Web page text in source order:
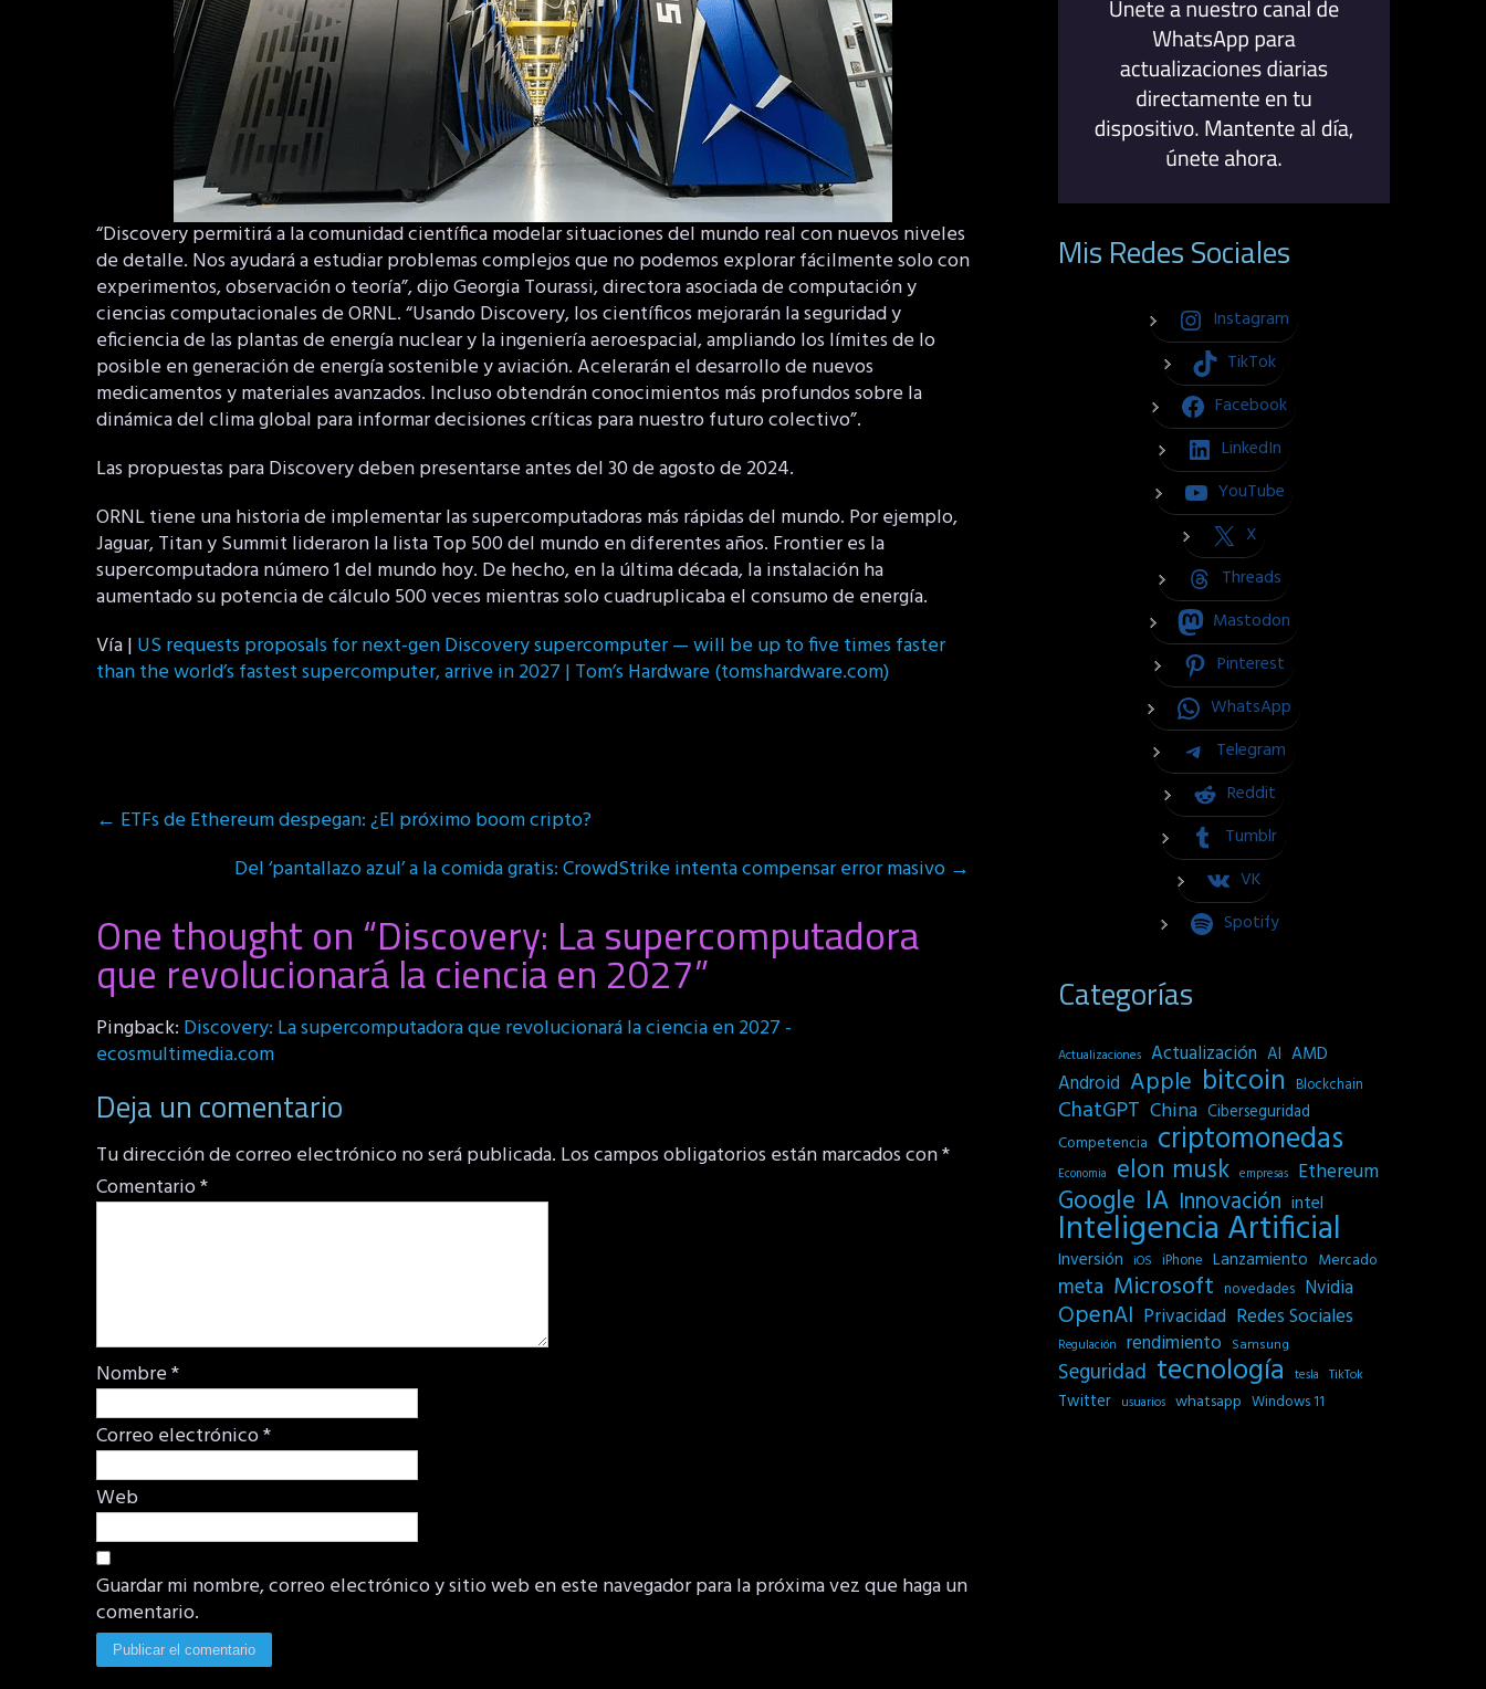
“Discovery permitirá a la comunidad científica modelar situaciones del mundo real con nuevos niveles
de detalle. Nos ayudará a estudiar problemas complejos que no podemos explorar fácilmente solo con
experimentos, observación o teoría”, dijo Georgia Tourassi, directora asociada de computación y
ciencias computacionales de ORNL. “Usando Discovery, los científicos mejorarán la seguridad y
eficiencia de las plantas de energía nuclear y la ingeniería aeroespacial, ampliando los límites de lo
posible en generación de energía sostenible y aviación. Acelerarán el desarrollo de nuevos
medicamentos y materiales avanzados. Incluso obtendrán conocimientos más profundos sobre la
dinámica del clima global para informar decisiones críticas para nuestro futuro colectivo”.
Las propuestas para Discovery deben presentarse antes del 30 de agosto de 2024.
ORNL tiene una historia de implementar las supercomputadoras más rápidas del mundo. Por ejemplo,
Jaguar, Titan y Summit lideraron la lista Top 500 del mundo en diferentes años. Frontier es la
supercomputadora número 1 del mundo hoy. De hecho, en la última década, la instalación ha
aumentado su potencia de cálculo 500 veces mientras solo cuadruplicaba el consumo de energía.
Vía | US requests proposals for next-gen Discovery supercomputer — will be up to five times faster
than the world’s fastest supercomputer, arrive in 2027 | Tom’s Hardware (tomshardware.com)
Post
navigation
← ETFs de Ethereum despegan: ¿El próximo boom cripto?
Del ‘pantallazo azul’ a la comida gratis: CrowdStrike intenta compensar error masivo →
One thought on “Discovery: La supercomputadora
que revolucionará la ciencia en 2027”
Pingback: Discovery: La supercomputadora que revolucionará la ciencia en 2027 -
ecosmultimedia.com
Deja un comentario
Tu dirección de correo electrónico no será publicada. Los campos obligatorios están marcados con*
Comentario*
Nombre*
Correo electrónico*
Web
Guardar mi nombre, correo electrónico y sitio web en este navegador para la próxima vez que haga un
comentario.
Mis Redes Sociales
Instagram
TikTok
Facebook
LinkedIn
YouTube
X
Threads
Mastodon
Pinterest
WhatsApp
Telegram
Reddit
Tumblr
VK
Spotify
Categorías
Actualizaciones Actualización AI AMD
Android Apple bitcoin Blockchain
ChatGPT China Ciberseguridad
Competencia criptomonedas
Economia elon musk empresas Ethereum
Google IA Innovación intel
Inteligencia Artificial
Inversión iOS iPhone Lanzamiento Mercado
meta Microsoft novedades Nvidia
OpenAI Privacidad Redes Sociales
Regulación rendimiento Samsung
Seguridad tecnología tesla TikTok
Twitter usuarios whatsapp Windows 11